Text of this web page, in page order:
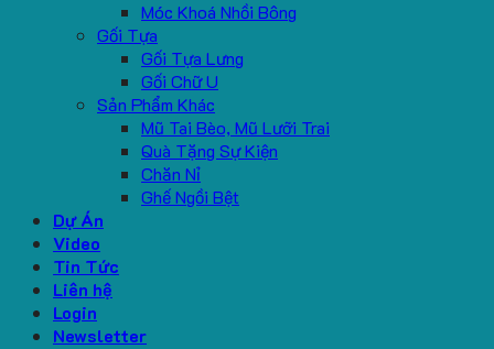
Móc Khoá Nhồi Bông
Gối Tựa
Gối Tựa Lưng
Gối Chữ U
Sản Phẩm Khác
Mũ Tai Bèo, Mũ Lưỡi Trai
Quà Tặng Sự Kiện
Chăn Nỉ
Ghế Ngồi Bệt
Dự Án
Video
Tin Tức
Liên hệ
Login
Newsletter